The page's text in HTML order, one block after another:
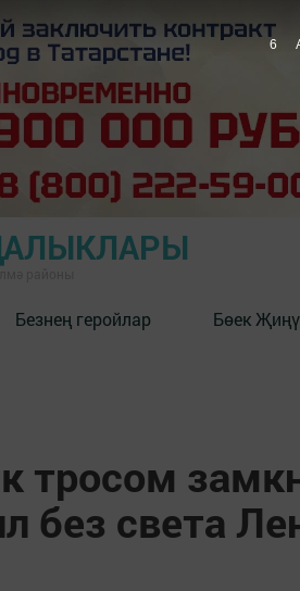
Безнең геройлар Бөек
тросом
без света
5